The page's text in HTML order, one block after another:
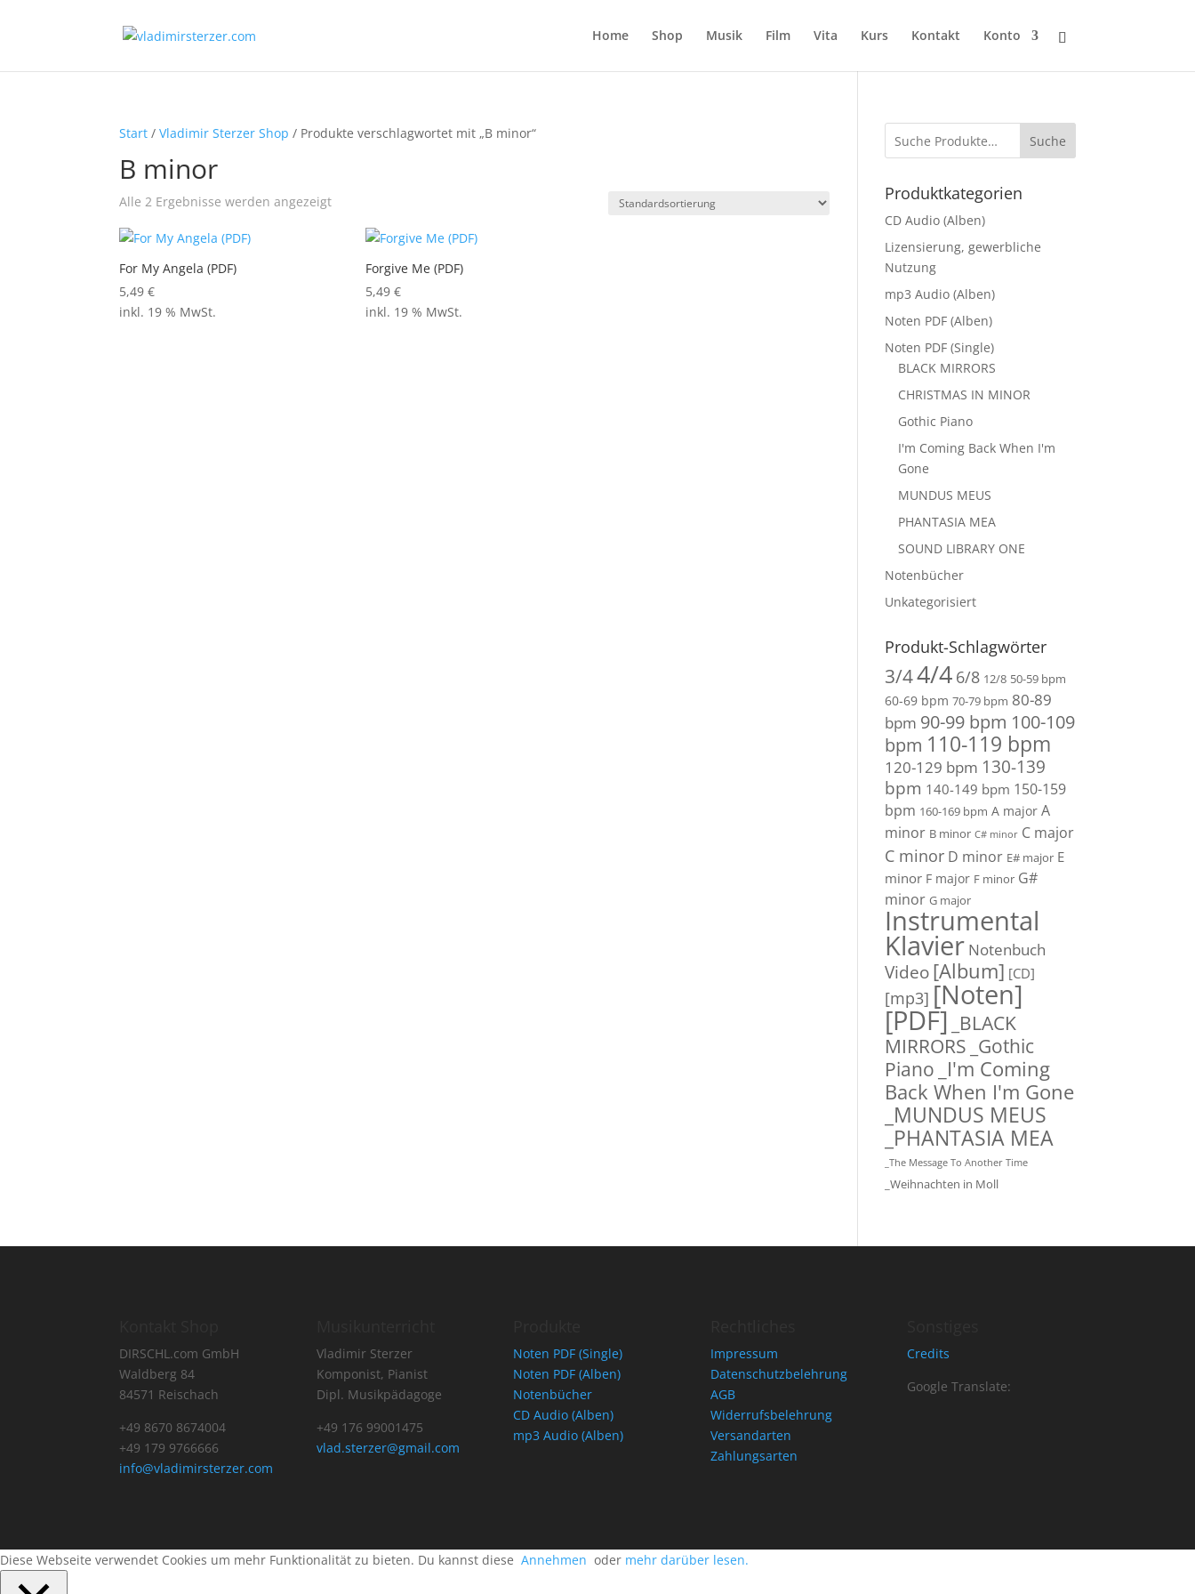
Home Shop Musik Film Vita Kurs Kontakt Konto
Start /Vladimir Sterzer Shop / Produkte verschlagwortet mit „B minor“
B minor
Alle 2 Ergebnisse werden angezeigt
For My Angela (PDF)
5,49€
inkl. 19 % MwSt.
Forgive Me (PDF)
5,49€
inkl. 19 % MwSt.
Suche
Produktkategorien
CD Audio (Alben)
Lizensierung, gewerbliche
Nutzung
mp3 Audio (Alben)
Noten PDF (Alben)
Noten PDF (Single)
BLACK MIRRORS
CHRISTMAS IN MINOR
Gothic Piano
I'm Coming Back When I'm
Gone
MUNDUS MEUS
PHANTASIA MEA
SOUND LIBRARY ONE
Notenbücher
Unkategorisiert
Produkt-Schlagwörter
3/44/4 6/8 12/8 50-59 bpm
60-69 bpm 70-79 bpm 80-89
bpm 90-99 bpm 100-109
bpm 110-119 bpm
120-129 bpm 130-139
bpm 140-149 bpm 150-159
bpm 160-169 bpm A major A
minor B minor C# minor C major
C minor D minor E# major E
minor F major F minor G#
minor G major
Instrumental
Klavier Notenbuch
Video[Album] [CD]
[mp3] [Noten]
[PDF] _BLACK
MIRRORS _Gothic
Piano _I'm Coming
Back When I'm Gone
_MUNDUS MEUS
_PHANTASIA MEA
_The Message To Another Time
_Weihnachten in Moll
DIRSCHL.com GmbH
Waldberg 84
84571 Reischach
+49 8670 8674004
+49 179 9766666
info@vladimirsterzer.com
Vladimir Sterzer
Komponist, Pianist
Dipl. Musikpädagoge
+49 176 99001475
vlad.sterzer@gmail.com
Noten PDF (Single)
Noten PDF (Alben)
Notenbücher
CD Audio (Alben)
mp3 Audio (Alben)
Impressum
Datenschutzbelehrung
AGB
Widerrufsbelehrung
Versandarten
Zahlungsarten
Credits
Google Translate:
Diese Webseite verwendet Cookies um mehr Funktionalität zu bieten. Du kannst diese Annehmen oder mehr darüber lesen.